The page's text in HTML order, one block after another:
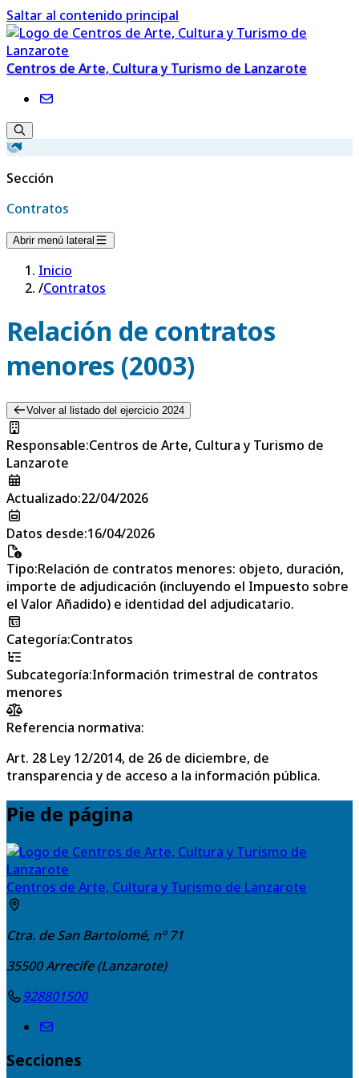
Saltar al contenido principal
Centros de Arte, Cultura y Turismo de Lanzarote
Sección
Contratos
Abrir menú lateral
Inicio
/Contratos
Relación de contratos
menores (2003)
Volver al listado del ejercicio 2024
Responsable:Centros de Arte, Cultura y Turismo de
Lanzarote
Actualizado:22/04/2026
Datos desde:16/04/2026
Tipo:Relación de contratos menores: objeto, duración,
importe de adjudicación (incluyendo el Impuesto sobre
el Valor Añadido) e identidad del adjudicatario.
Categoría:Contratos
Subcategoría:Información trimestral de contratos
menores
Referencia normativa:
Art. 28 Ley 12/2014, de 26 de diciembre, de
transparencia y de acceso a la información pública.
Pie de página
Centros de Arte, Cultura y Turismo de Lanzarote
Ctra. de San Bartolomé, nº 71
35500Arrecife (Lanzarote)
928801500
Secciones